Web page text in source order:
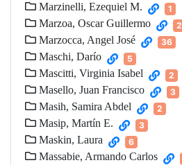
Marzinelli, Ezequiel M. 1
Marzoa, Oscar Guillermo 2
Marzocca, Angel José 36
Maschi, Darío 5
Mascitti, Virginia Isabel 2
Masello, Juan Francisco 3
Masih, Samira Abdel 2
Masip, Martín E. 3
Maskin, Laura 6
Massabie, Armando Carlos